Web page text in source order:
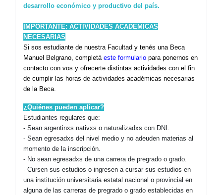
desarrollo económico y productivo del país.
IMPORTANTE: ACTIVIDADES ACADÉMICAS
NECESARIAS
Si sos estudiante de nuestra Facultad y tenés una Beca
Manuel Belgrano, completá este formulario para ponernos en
contacto con vos y ofrecerte distintas actividades con el fin
de cumplir las horas de actividades académicas necesarias
de la Beca.
¿Quiénes pueden aplicar?
Estudiantes regulares que:
- Sean argentinxs nativxs o naturalizadxs con DNI.
- Sean egresadxs del nivel medio y no adeuden materias al
momento de la inscripción.
- No sean egresadxs de una carrera de pregrado o grado.
- Cursen sus estudios o ingresen a cursar sus estudios en
una institución universitaria estatal nacional o provincial en
alguna de las carreras de pregrado o grado establecidas en